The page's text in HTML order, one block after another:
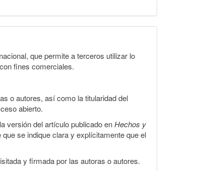
que permite a terceros utilizar lo
fines comerciales.
o autores, así como la titularidad del
abierto.
versión del artículo publicado enHechos y
se indique clara y explícitamente que el
y firmada por las autoras o autores.